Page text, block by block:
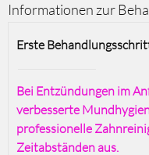
Informationen zur
Erste
Bei Entzündungen im
verbesserte
professionelle
Zeitabständen aus.